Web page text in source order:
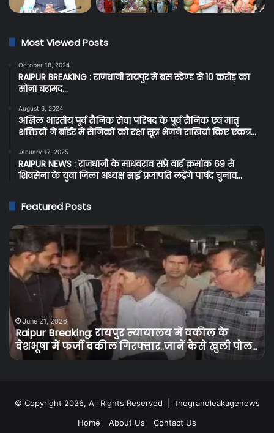
Most Viewed Posts
October 18, 2024
RAIPUR BREAKING : राजधानी रायपुर में बस स्टैण्ड से 10 करोड़ का
सोना बरामद…
August 6, 2024
अखिल भारतीय पूर्व सैनिक सेवा परिषद के पूर्व सैनिक एवं मातृ
शक्तियों ने बॉर्डर में सैनिकों को रक्षा सूत्र भेजने राखियां किए एकत्र…
January 17, 2025
RAIPUR NEWS : राजधानी के माधवराव सप्रे वार्ड क्रमांक 69 से
शिवसेना के युवा जिला अध्यक्ष साईं प्रजापति लड़ेंगे पार्षद चुनाव…
Featured Posts
Raipur
Breaking:
रायपुर
न्यायालय
के
वेशभूषा
फर्जी
वकील
June 21, 2026
Raipur Breaking: रायपुर न्यायालय में वकील के
वेशभूषा में फर्जी वकील गिरफ्तार..जानें कैसे खुली पोल…
के
को
© Copyright 2026, All Rights Reserved | thegrandleakagenews
Home
About Us Contact Us